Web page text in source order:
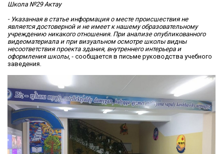
Школа №29 Актау
- Указанная в статье информация о месте происшествия не
является достоверной и не имеет к нашему образовательному
учреждению никакого отношения. При анализе опубликованного
видеоматериала и при визуальном осмотре школы видны
несоответствия проекта здания, внутреннего интерьера и
оформления школы, - сообщается в письме руководства учебного
заведения.